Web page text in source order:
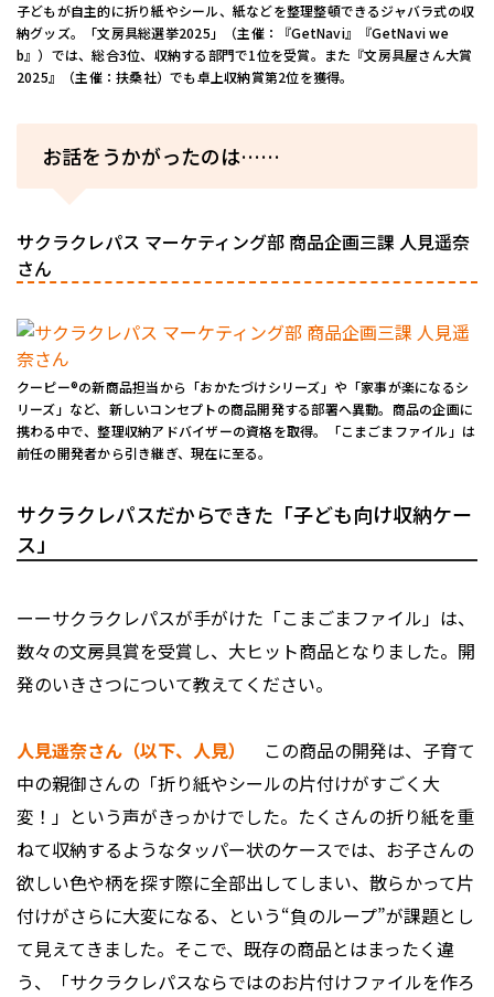
子どもが自主的に折り紙やシール、紙などを整理整頓できるジャバラ式の収
納グッズ。「文房具総選挙2025」（主催：『GetNavi』『GetNavi we
b』）では、総合3位、収納する部門で1位を受賞。また『文房具屋さん大賞
2025』（主催：扶桑社）でも卓上収納賞第2位を獲得。
お話をうかがったのは……
サクラクレパス マーケティング部 商品企画三課 人見遥奈
さん
クーピー®︎の新商品担当から「おかたづけシリーズ」や「家事が楽になるシ
リーズ」など、新しいコンセプトの商品開発する部署へ異動。商品の企画に
携わる中で、整理収納アドバイザーの資格を取得。「こまごまファイル」は
前任の開発者から引き継ぎ、現在に至る。
サクラクレパスだからできた「子ども向け収納ケー
ス」
ーーサクラクレパスが手がけた「こまごまファイル」は、
数々の文房具賞を受賞し、大ヒット商品となりました。開
発のいきさつについて教えてください。
人見遥奈さん（以下、人見）
この商品の開発は、子育て
中の親御さんの「折り紙やシールの片付けがすごく大
変！」という声がきっかけでした。たくさんの折り紙を重
ねて収納するようなタッパー状のケースでは、お子さんの
欲しい色や柄を探す際に全部出してしまい、散らかって片
付けがさらに大変になる、という“負のループ”が課題とし
て見えてきました。そこで、既存の商品とはまったく違
う、「サクラクレパスならではのお片付けファイルを作ろ